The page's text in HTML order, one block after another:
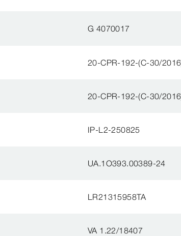
G 4070017
20-CPR-192-(C-30/
20-CPR-192-(C-30/
IP-L2-250825
UA.1O393.00389-24
LR21315958TA
VA 1.22/18407